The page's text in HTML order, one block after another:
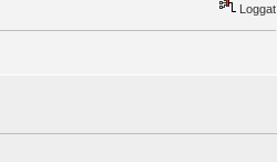
Loggat